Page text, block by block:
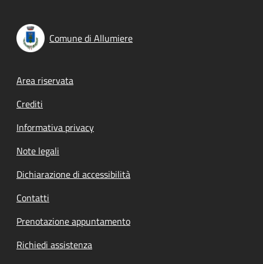
Comune di Allumiere
Footer menu
Area riservata
Crediti
Informativa privacy
Note legali
Dichiarazione di accessibilità
Contatti
Prenotazione appuntamento
Richiedi assistenza